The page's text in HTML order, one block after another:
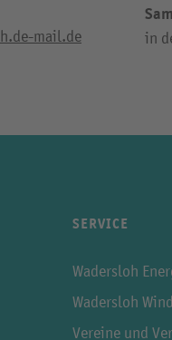
mail.de
in
SERVICE
Wadersloh
Wadersloh
Vereine und